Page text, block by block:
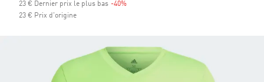
23 € Dernier prix le plus bas -40%
23 € Prix d'origine